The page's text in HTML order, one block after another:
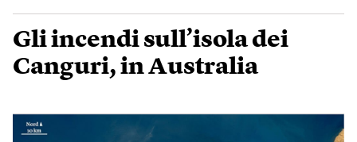
Gli incendi sull’isola dei
Canguri, in Australia